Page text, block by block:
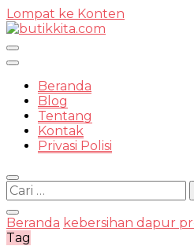
Lompat ke Konten
Beranda
Blog
Tentang
Kontak
Privasi Polisi
Cari
untuk:
Beranda kebersihan dapur
Tag